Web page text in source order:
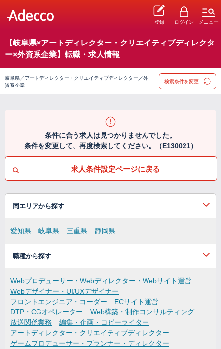
登録 ログイン メニュー
【岐阜県×アートディレクター・クリエイティブディレクタ
ー×外資系企業】転職・求人情報
岐阜県／アートディレクター・クリエイティブディレクター／外
資系企業
検索条件を変更
条件に合う求人は見つかりませんでした。
条件を変更して、再度検索してください。（E130021）
求人条件設定ページに戻る
同エリアから探す
愛知県 岐阜県 三重県 静岡県
職種から探す
Webプロデューサー・Webディレクター・Webサイト運営
Webデザイナー・UI/UXデザイナー
フロントエンジニア・コーダー
ECサイト運営
DTP・CGオペレーター
Web構築・制作コンサルティング
放送関係業務
編集・企画・コピーライター
アートディレクター・クリエイティブディレクター
ゲームプロデューサー・プランナー・ディレクター